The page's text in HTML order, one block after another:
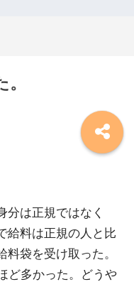
分は正規ではなく
給料は正規の人と比
袋を受け取った。
ど多かった。どうや